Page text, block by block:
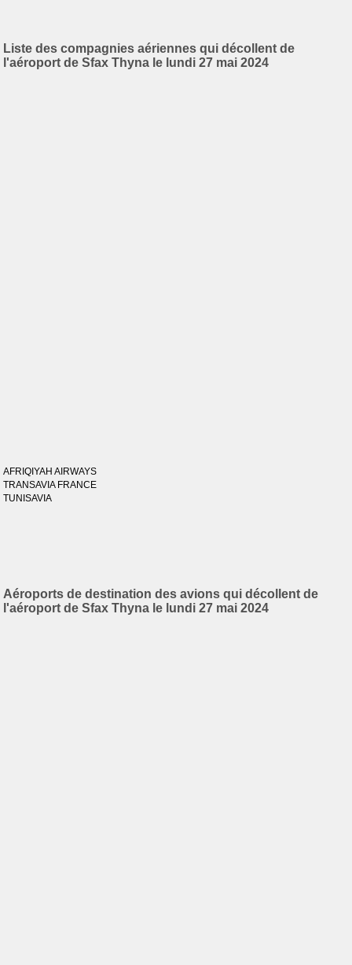
Liste des compagnies aériennes qui décollent de
l'aéroport de Sfax Thyna le lundi 27 mai 2024
AFRIQIYAH AIRWAYS
TRANSAVIA FRANCE
TUNISAVIA
Aéroports de destination des avions qui décollent de
l'aéroport de Sfax Thyna le lundi 27 mai 2024